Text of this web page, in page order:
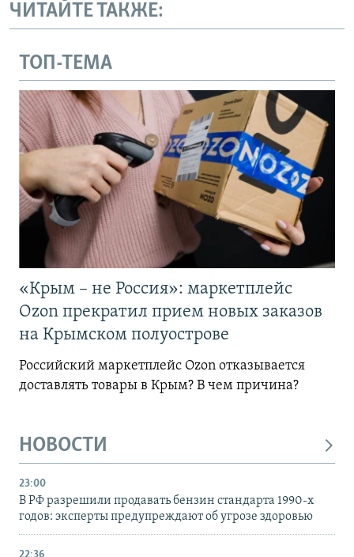
ЧИТАЙТЕ ТАКЖЕ:
ТОП-ТЕМА
«Крым – не Россия»: маркетплейс
Ozon прекратил прием новых заказов
на Крымском полуострове
Российский маркетплейс Ozon отказывается
доставлять товары в Крым? В чем причина?
НОВОСТИ
23:00
В РФ разрешили продавать бензин стандарта 1990-х
годов: эксперты предупреждают об угрозе здоровью